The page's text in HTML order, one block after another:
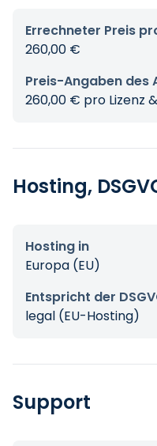
Errechneter Preis
260,00 €
Preis-Angaben des
260,00 € pro Lizenz
Hosting,
Hosting in
Europa (EU)
Entspricht der
legal (EU-Hosting)
Support